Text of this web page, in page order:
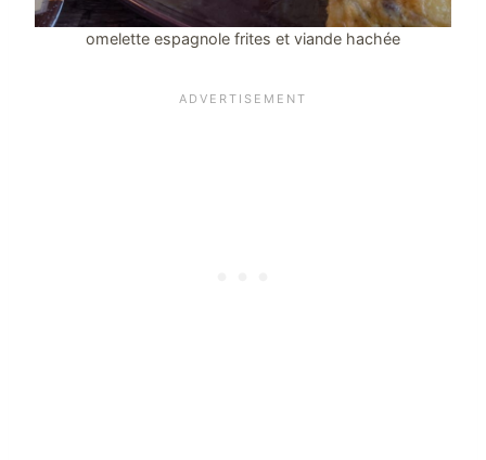
omelette espagnole frites et viande hachée